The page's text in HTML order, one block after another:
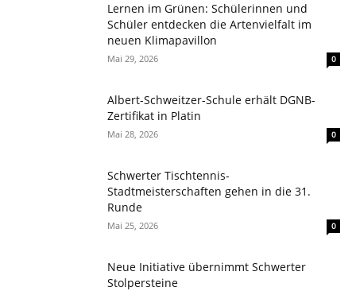
Lernen im Grünen: Schülerinnen und
Schüler entdecken die Artenvielfalt im
neuen Klimapavillon
Mai 29, 2026 0
Albert-Schweitzer-Schule erhält DGNB-
Zertifikat in Platin
Mai 28, 2026 0
Schwerter Tischtennis-
Stadtmeisterschaften gehen in die 31.
Runde
Mai 25, 2026 0
Neue Initiative übernimmt Schwerter
Stolpersteine